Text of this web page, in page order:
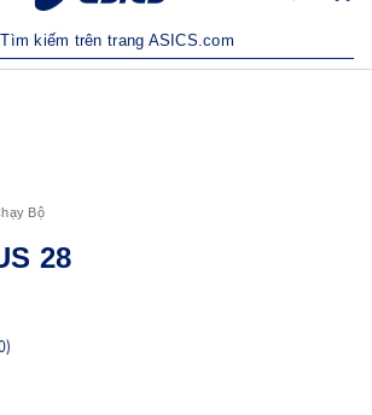
Tìm kiếm trên trang ASICS.com
Bộ
28